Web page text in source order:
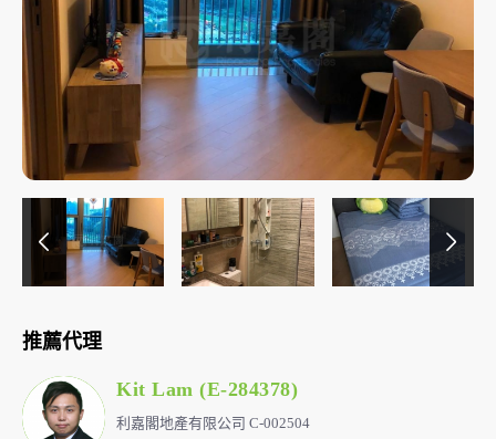
推薦代理
Kit Lam (E-284378)
利嘉閣地產有限公司 C-002504